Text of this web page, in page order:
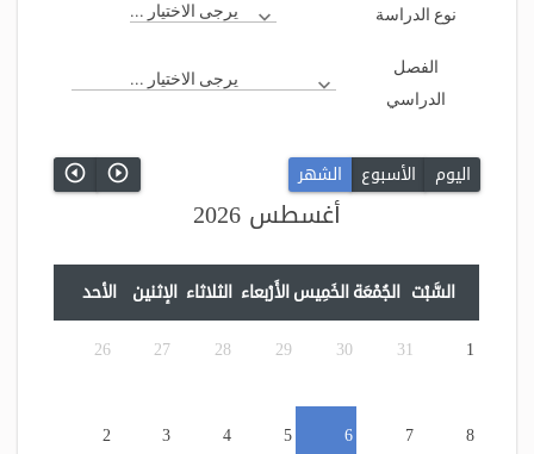
نوع الدراسة يرجى الاختيار ...
الفصل
الدراسي
يرجى الاختيار ...
الشهر الأسبوع اليوم
أغسطس 2026
الإثنين‎ الأَرْبعاء‎
السَّبْت
26
27 28 29 30 31 1
2 3 4 5 6 7 8